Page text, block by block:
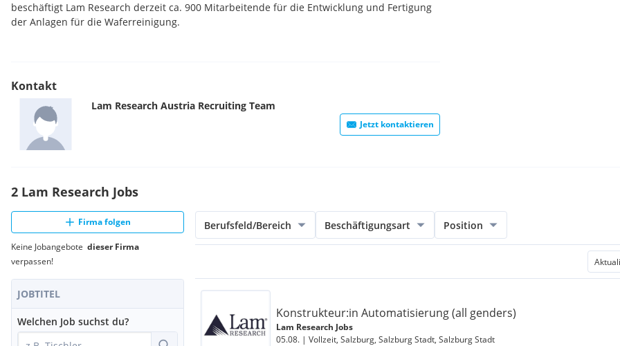
beschäftigt Lam Research derzeit ca. 900 Mitarbeitende für die Entwicklung und Fertigung
der Anlagen für die Waferreinigung.
Kontakt
Lam Research Austria Recruiting Team
Jetzt kontaktieren
2 Lam Research Jobs
Firma folgen
Keine Jobangebote dieser Firma
verpassen!
JOBTITEL
Welchen Job suchst du?
Berufsfeld/Bereich Beschäftigungsart Position
Konstrukteur:in Automatisierung (all genders)
Lam Research Jobs
05.08. | Vollzeit, Salzburg, Salzburg Stadt, Salzburg Stadt